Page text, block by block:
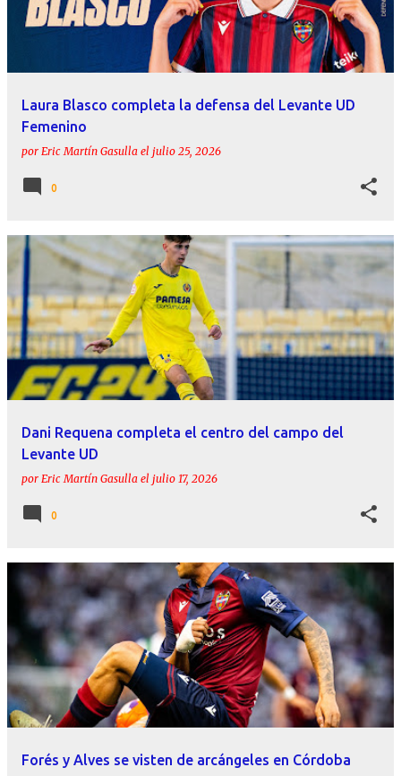
Laura Blasco completa la defensa del Levante UD
Femenino
por Eric Martín Gasulla el julio 25, 2026
0
Dani Requena completa el centro del campo del
Levante UD
por Eric Martín Gasulla el julio 17, 2026
0
Forés y Alves se visten de arcángeles en Córdoba